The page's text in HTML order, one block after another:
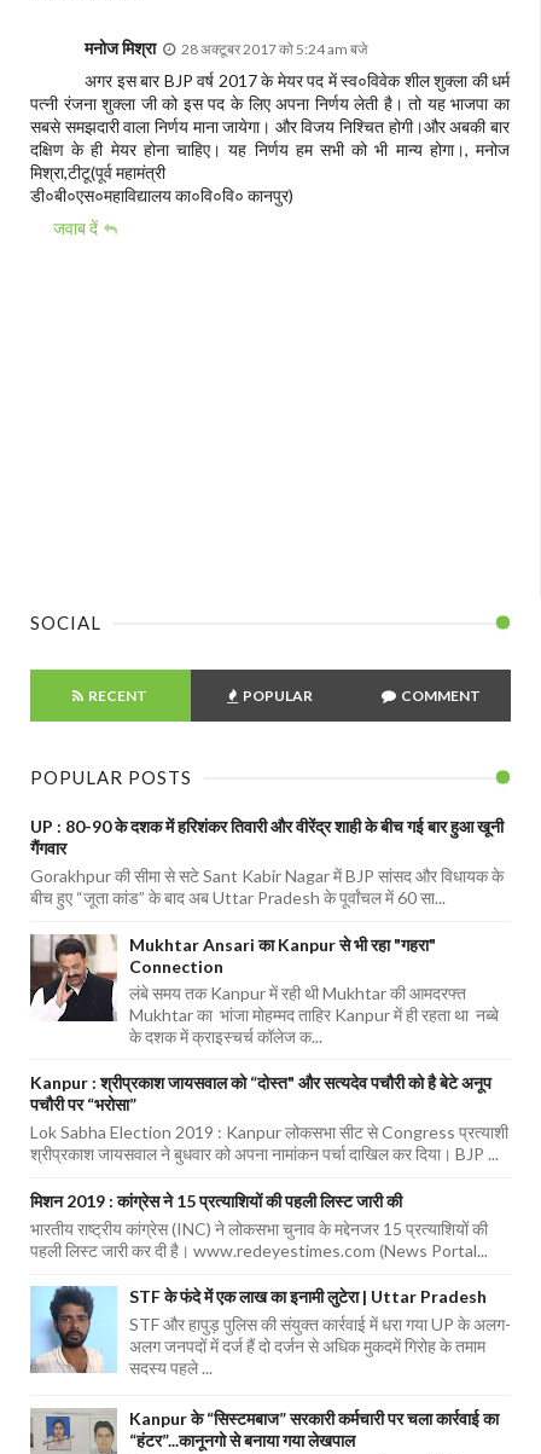
मनोज मिश्रा 28 अक्टूबर 2017 को 5:24 am बजे
अगर इस बार BJP वर्ष 2017 के मेयर पद में स्व०विवेक शील शुक्ला की धर्म
पत्नी रंजना शुक्ला जी को इस पद के लिए अपना निर्णय लेती है। तो यह भाजपा का
सबसे समझदारी वाला निर्णय माना जायेगा। और विजय निश्चित होगी।और अबकी बार
दक्षिण के ही मेयर होना चाहिए। यह निर्णय हम सभी को भी मान्य होगा।, मनोज
मिश्रा,टीटू(पूर्व महामंत्री
डी०बी०एस०महाविद्यालय का०वि०वि० कानपुर)
जवाब दें
SOCIAL
RECENT POPULAR COMMENT
POPULAR POSTS
UP : 80-90 के दशक में हरिशंकर तिवारी और वीरेंद्र शाही के बीच गई बार हुआ खूनी
गैंगवार
Gorakhpur की सीमा से सटे Sant Kabir Nagar में BJP सांसद और विधायक के
बीच हुए “जूता कांड” के बाद अब Uttar Pradesh के पूर्वांचल में 60 सा...
Mukhtar Ansari का Kanpur से भी रहा "गहरा"
Connection
लंबे समय तक Kanpur में रही थी Mukhtar की आमदरफ्त
Mukhtar का भांजा मोहम्मद ताहिर Kanpur में ही रहता था नब्बे
के दशक में क्राइस्चर्च कॉलेज क...
Kanpur : श्रीप्रकाश जायसवाल को “दोस्त" और सत्यदेव पचौरी को है बेटे अनूप
पचौरी पर “भरोसा”
Lok Sabha Election 2019 : Kanpur लोकसभा सीट से Congress प्रत्याशी
श्रीप्रकाश जायसवाल ने बुधवार को अपना नामांकन पर्चा दाखिल कर दिया। BJP ...
मिशन 2019 : कांग्रेस ने 15 प्रत्याशियों की पहली लिस्ट जारी की
भारतीय राष्ट्रीय कांग्रेस (INC) ने लोकसभा चुनाव के मद्देनजर 15 प्रत्याशियों की
पहली लिस्ट जारी कर दी है। www.redeyestimes.com (News Portal...
STF के फंदे में एक लाख का इनामी लुटेरा | Uttar Pradesh
STF और हापुड़ पुलिस की संयुक्त कार्रवाई में धरा गया UP के अलग-
अलग जनपदों में दर्ज हैं दो दर्जन से अधिक मुकदमें गिरोह के तमाम
सदस्य पहले ...
Kanpur के “सिस्टमबाज” सरकारी कर्मचारी पर चला कार्रवाई का
“हंटर”...कानूनगो से बनाया गया लेखपाल